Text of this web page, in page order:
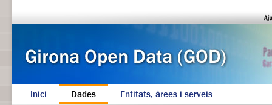
Inici Dades Entitats, àrees i serveis